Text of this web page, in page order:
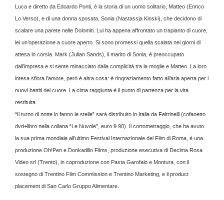
Luca e diretto da Edoardo Ponti, è la storia di un uomo solitario, Matteo (Enrico
Lo Verso), e di una donna sposata, Sonia (Nastassja Kinski), che decidono di
scalare una parete nelle Dolomiti. Lui ha appena affrontato un trapianto di cuore,
lei un’operazione a cuore aperto. Si sono promessi quella scalata nei giorni di
attesa in corsia. Mark (Julian Sands), il marito di Sonia, è preoccupato
dall’impresa e si sente minacciato dalla complicità tra la moglie e Matteo. La loro
intesa sfiora l’amore, però è altra cosa: è ringraziamento fatto all’aria aperta per i
nuovi battiti del cuore. La cima raggiunta è il punto di partenza per la vita
restituita.
“Il turno di notte lo fanno le stelle” sarà distribuito in Italia da Feltrinelli (cofanetto
dvd+libro nella collana “Le Nuvole”, euro 9.90). Il cortometraggio, che ha avuto
la sua prima mondiale all’ultimo Festival Internazionale del Film di Roma, è una
produzione Oh!Pen e Donkadillo Films, produzione esecutiva di Decima Rosa
Video srl (Trento), in coproduzione con Pasta Garofalo e Montura, con il
sostegno di Trentino Film Commission e Trentino Marketing, e il product
placement di San Carlo Gruppo Alimentare.